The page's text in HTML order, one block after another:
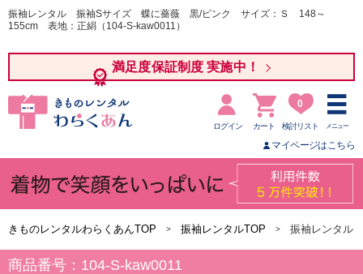
振袖レンタル 振袖Sサイズ 蝶に薔薇 黒/ピンク サイズ：Ｓ 148～
155cm 表地：正絹（104-S-kaw0011）
満足度保証制度 実施中！
ログイン カート
0
検討リスト メニュー
マイページはこちら
きものレンタルわらくあんTOP 振袖レンタルTOP 振袖レンタ
商品番号：104-S-kaw0011